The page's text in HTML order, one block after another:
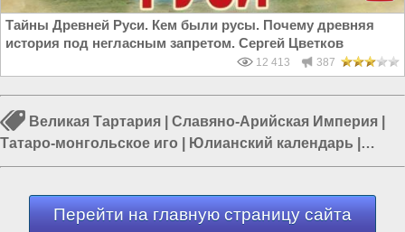
Тайны Древней Руси. Кем были русы. Почему древняя
история под негласным запретом. Сергей Цветков
12 413 387
Великая Тартария Славяно-Арийская Империя
Татаро-монгольское иго
Юлианский календарь
Власть в РФ|Политика в России|Россия и Евразия
Перейти на главную страницу сайта